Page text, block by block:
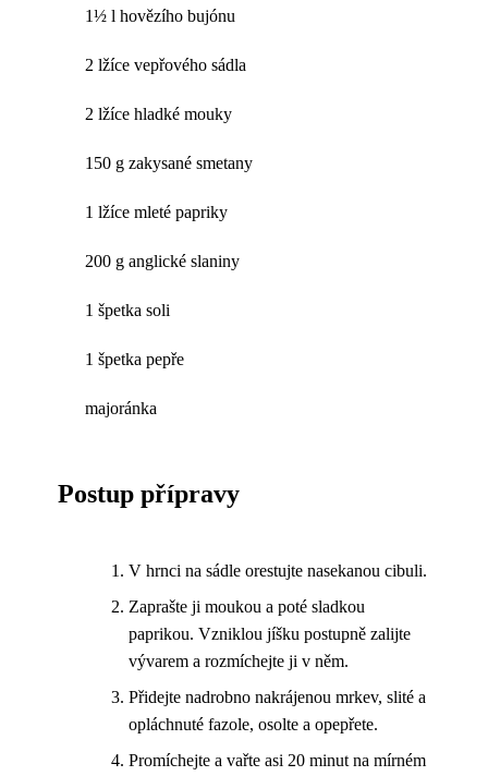
1½ l hovězího bujónu
2 lžíce vepřového sádla
2 lžíce hladké mouky
150 g zakysané smetany
1 lžíce mleté papriky
200 g anglické slaniny
1 špetka soli
1 špetka pepře
majoránka
Postup přípravy
V hrnci na sádle orestujte nasekanou cibuli.
Zaprašte ji moukou a poté sladkou
paprikou. Vzniklou jíšku postupně zalijte
vývarem a rozmíchejte ji v něm.
Přidejte nadrobno nakrájenou mrkev, slité a
opláchnuté fazole, osolte a opepřete.
Promíchejte a vařte asi 20 minut na mírném